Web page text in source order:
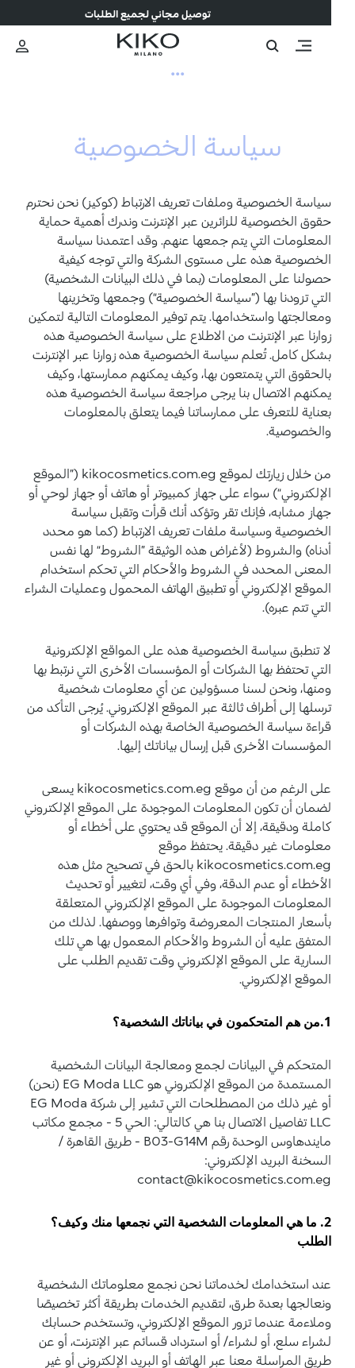
توصيل مجاني لجميع الطلبات
...
سياسة الخصوصية
سياسة الخصوصية وملفات تعريف الارتباط (كوكيز) نحن نحترم
حقوق الخصوصية للزائرين عبر الإنترنت وندرك أهمية حماية
المعلومات التي يتم جمعها عنهم. وقد اعتمدنا سياسة
الخصوصية هذه على مستوى الشركة والتي توجه كيفية
حصولنا على المعلومات (بما في ذلك البيانات الشخصية)
التي تزودنا بها (”سياسة الخصوصية“) وجمعها وتخزينها
ومعالجتها واستخدامها. يتم توفير المعلومات التالية لتمكين
زوارنا عبر الإنترنت من الاطلاع على سياسة الخصوصية هذه
بشكل كامل. تُعلم سياسة الخصوصية هذه زوارنا عبر الإنترنت
بالحقوق التي يتمتعون بها، وكيف يمكنهم ممارستها، وكيف
يمكنهم الاتصال بنا يرجى مراجعة سياسة الخصوصية هذه
بعناية للتعرف على ممارساتنا فيما يتعلق بالمعلومات
والخصوصية.
من خلال زيارتك لموقع kikocosmetics.com.eg (”الموقع
الإلكتروني“) سواء على جهاز كمبيوتر أو هاتف أو جهاز لوحي أو
جهاز مشابه، فإنك تقر وتؤكد أنك قرأت وتقبل سياسة
الخصوصية وسياسة ملفات تعريف الارتباط (كما هو محدد
أدناه) والشروط (لأغراض هذه الوثيقة ”الشروط“ لها نفس
المعنى المحدد في الشروط والأحكام التي تحكم استخدام
الموقع الإلكتروني أو تطبيق الهاتف المحمول وعمليات الشراء
التي تتم عبره).
لا تنطبق سياسة الخصوصية هذه على المواقع الإلكترونية
التي تحتفظ بها الشركات أو المؤسسات الأخرى التي نرتبط بها
ومنها، ونحن لسنا مسؤولين عن أي معلومات شخصية
ترسلها إلى أطراف ثالثة عبر الموقع الإلكتروني. يُرجى التأكد من
قراءة سياسة الخصوصية الخاصة بهذه الشركات أو
المؤسسات الأخرى قبل إرسال بياناتك إليها.
على الرغم من أن موقع kikocosmetics.com.eg يسعى
لضمان أن تكون المعلومات الموجودة على الموقع الإلكتروني
كاملة ودقيقة، إلا أن الموقع قد يحتوي على أخطاء أو
معلومات غير دقيقة. يحتفظ موقع
kikocosmetics.com.eg بالحق في تصحيح مثل هذه
الأخطاء أو عدم الدقة، وفي أي وقت، لتغيير أو تحديث
المعلومات الموجودة على الموقع الإلكتروني المتعلقة
بأسعار المنتجات المعروضة وتوافرها ووصفها. لذلك من
المتفق عليه أن الشروط والأحكام المعمول بها هي تلك
السارية على الموقع الإلكتروني وقت تقديم الطلب على
الموقع الإلكتروني.
المتحكم في البيانات لجمع ومعالجة البيانات الشخصية
المستمدة من الموقع الإلكتروني هو EG Moda LLC (نحن)
أو غير ذلك من المصطلحات التي تشير إلى شركة EG Moda
LLC تفاصيل الاتصال بنا هي كالتالي: الحي 5 - مجمع مكاتب
مايندهاوس الوحدة رقم B03-G14M - طريق القاهرة /
السخنة البريد الإلكتروني:
contact@kikocosmetics.com.eg
2. ما هي المعلومات الشخصية التي نجمعها منك وكيف؟
الطلب
عند استخدامك لخدماتنا نحن نجمع معلوماتك الشخصية
ونعالجها بعدة طرق، لتقديم الخدمات بطريقة أكثر تخصيصًا
وملاءمة عندما تزور الموقع الإلكتروني، وتستخدم حسابك
لشراء سلع، أو لشراء/ أو استرداد قسائم عبر الإنترنت، أو عن
طريق المراسلة معنا عبر الهاتف أو البريد الإلكتروني أو غير